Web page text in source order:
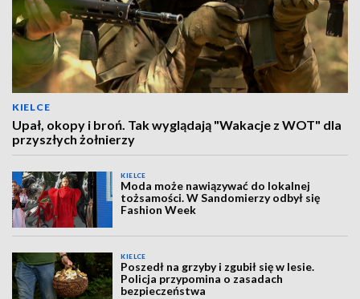
KIELCE
Upał, okopy i broń. Tak wyglądają "Wakacje z WOT" dla
przyszłych żołnierzy
KIELCE
Moda może nawiązywać do lokalnej
tożsamości. W Sandomierzy odbył się
Fashion Week
KIELCE
Poszedł na grzyby i zgubił się w lesie.
Policja przypomina o zasadach
bezpieczeństwa